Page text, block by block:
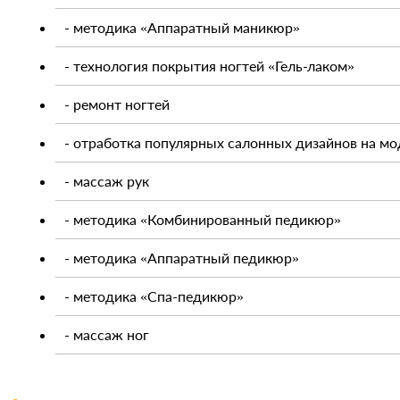
- методика «Аппаратный маникюр»
- технология покрытия ногтей «Гель-лаком»
- ремонт ногтей
- отработка популярных салонных дизайнов на
- массаж рук
- методика «Комбинированный педикюр»
- методика «Аппаратный педикюр»
- методика «Спа-педикюр»
- массаж ног